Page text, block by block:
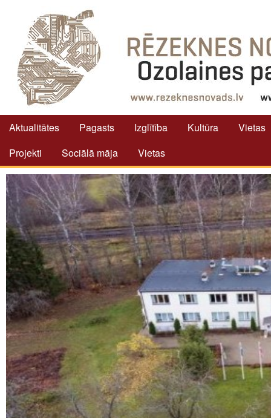
Aktualitātes Pagasts Izglītība Kultūra
Vietas
Projekti
Sociālā māja Vietas